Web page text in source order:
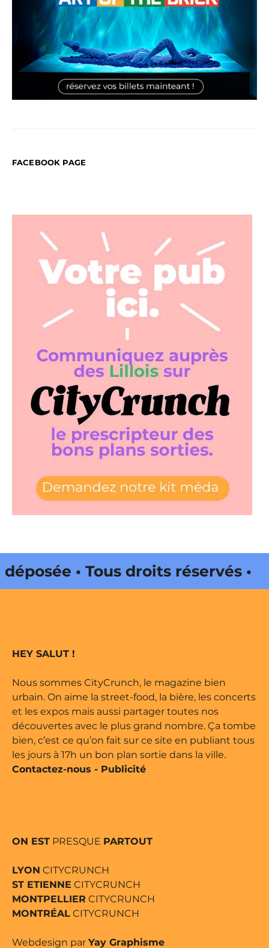
FACEBOOK PAGE
• Tous droits réservés •
HEY SALUT !
Nous sommes CityCrunch, le magazine bien
urbain. On aime la street-food, la bière, les concerts
et les expos mais aussi partager toutes nos
découvertes avec le plus grand nombre. Ça tombe
bien, c’est ce qu’on fait sur ce site en publiant tous
les jours à 17h un bon plan sortie dans la ville.
Contactez-nous - Publicité
ON EST PRESQUE PARTOUT
LYON CITYCRUNCH
ST ETIENNE CITYCRUNCH
MONTPELLIER CITYCRUNCH
MONTRÉAL CITYCRUNCH
Webdesign par Yay Graphisme